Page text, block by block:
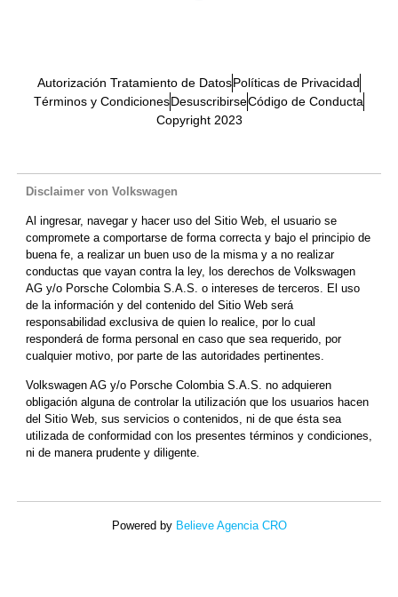
Autorización Tratamiento de DatosPolíticas de Privacidad
Términos y CondicionesDesuscribirseCódigo de Conducta
Copyright 2023
Disclaimer von Volkswagen
Al ingresar, navegar y hacer uso del Sitio Web, el usuario se
compromete a comportarse de forma correcta y bajo el principio de
buena fe, a realizar un buen uso de la misma y a no realizar
conductas que vayan contra la ley, los derechos de Volkswagen
AG y/o Porsche Colombia S.A.S. o intereses de terceros. El uso
de la información y del contenido del Sitio Web será
responsabilidad exclusiva de quien lo realice, por lo cual
responderá de forma personal en caso que sea requerido, por
cualquier motivo, por parte de las autoridades pertinentes.
Volkswagen AG y/o Porsche Colombia S.A.S. no adquieren
obligación alguna de controlar la utilización que los usuarios hacen
del Sitio Web, sus servicios o contenidos, ni de que ésta sea
utilizada de conformidad con los presentes términos y condiciones,
ni de manera prudente y diligente.
Powered by Believe Agencia CRO